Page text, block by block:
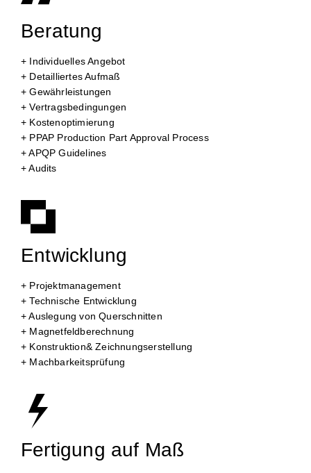
Beratung
+ Individuelles Angebot
+ Detailliertes Aufmaß
+ Gewährleistungen
+ Vertragsbedingungen
+ Kostenoptimierung
+ PPAP Production Part Approval Process
+ APQP Guidelines
+ Audits
Entwicklung
+ Projektmanagement
+ Technische Entwicklung
+ Auslegung von Querschnitten
+ Magnetfeldberechnung
+ Konstruktion& Zeichnungserstellung
+ Machbarkeitsprüfung
Fertigung auf Maß